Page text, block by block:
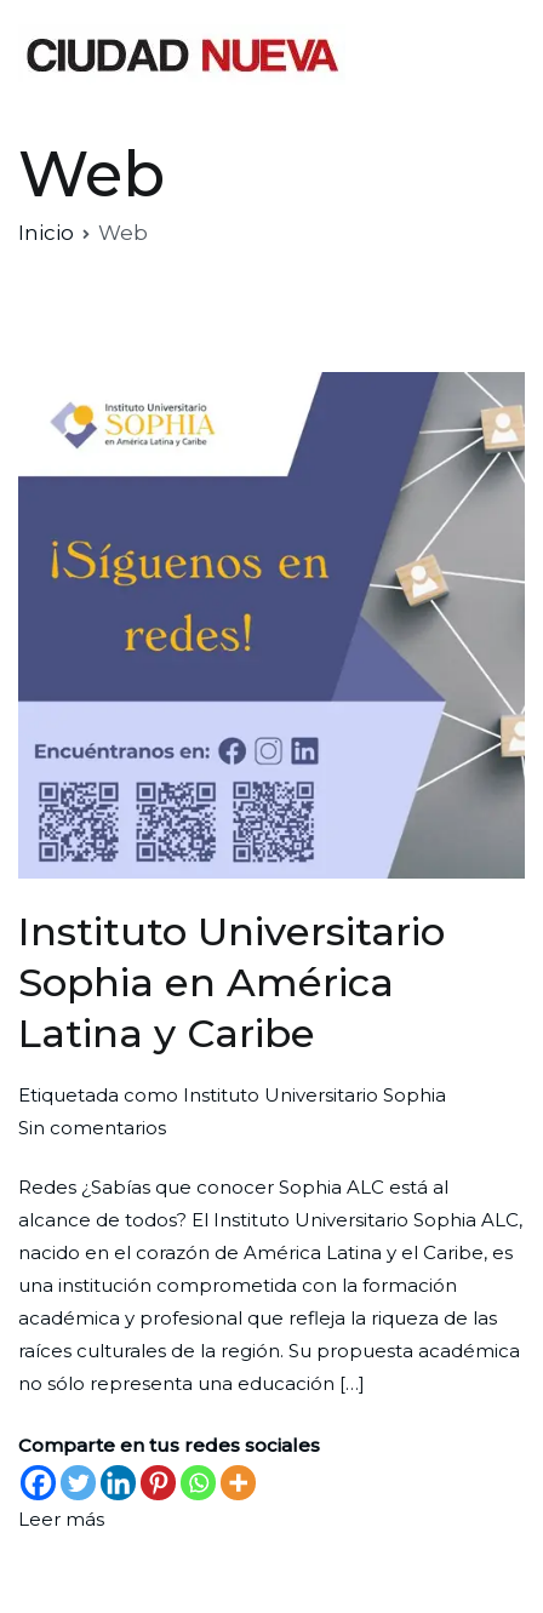
Web
Inicio Web
Instituto Universitario
Sophia en América
Latina y Caribe
Por
Redaccion
Nueva
Publicada
el
de
febrero
de
2024
Publicada
en
Etiquetada como Instituto Universitario Sophia
Sin comentariosen
Universitario
Sophia
en
América
Latina
y
Caribe
Redes ¿Sabías que conocer Sophia ALC está al
alcance de todos? El Instituto Universitario Sophia ALC,
nacido en el corazón de América Latina y el Caribe, es
una institución comprometida con la formación
académica y profesional que refleja la riqueza de las
raíces culturales de la región. Su propuesta académica
no sólo representa una educación […]
Comparte en tus redes sociales
Leer más